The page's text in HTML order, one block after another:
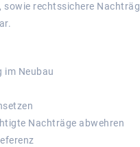
rechtssichere
im Neubau
Nachträge abwehren